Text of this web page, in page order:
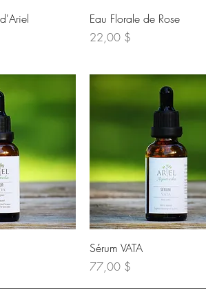
Aperçu rapide
Eau Florale de Rose
Prix
22,00 $
Aperçu rapide
Sérum VATA
Prix
77,00 $